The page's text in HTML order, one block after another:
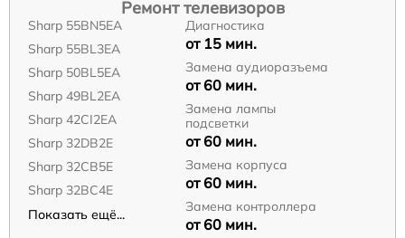
Ремонт телевизоров
Sharp 55BN5EA
Sharp 55BL3EA
Sharp 50BL5EA
Sharp 49BL2EA
Sharp 42CI2EA
Sharp 32DB2E
Sharp 32CB5E
Sharp 32BC4E
Показать ещё...
Диагностика
от 15 мин.
Замена аудиоразъема
от 60 мин.
Замена лампы
подсветки
от 60 мин.
Замена корпуса
от 60 мин.
Замена контроллера
от 60 мин.